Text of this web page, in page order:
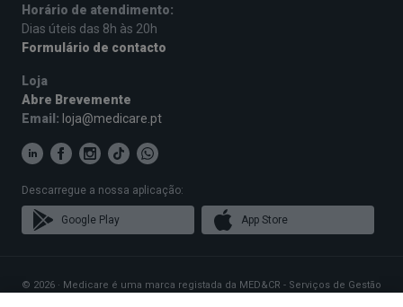
Horário de atendimento:
Dias úteis das 8h às 20h
Formulário de contacto
Loja
Abre Brevemente
Email: loja@medicare.pt
Descarregue a nossa aplicação:
Google Play App Store
© 2026 · Medicare é uma marca registada da MED&CR - Serviços de Gestão